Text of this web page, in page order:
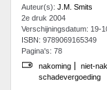
Auteur(s): J.M. Smits
2e druk 2004
Verschijningsdatum: 19-
ISBN: 9789069165349
Pagina's: 78
nakoming
niet-
schadevergoeding